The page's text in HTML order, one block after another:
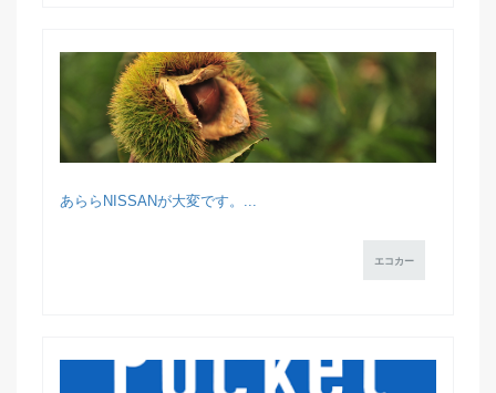
あららNISSANが大変です。...
エコカー